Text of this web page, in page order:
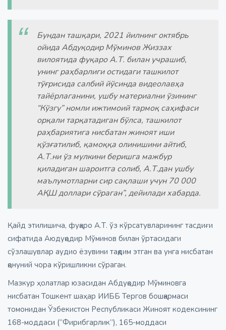
Бундан ташқари, 2021 йилнинг октябрь
ойида Абдуқодир Мўминов Жиззах
вилоятида фуқаро А.Т. билан учрашиб,
унинг раҳбарлиги остидаги ташкилот
тўғрисида салбий йўсинда видеолавҳа
тайёрлаганини, ушбу материални ўзининг
“Кўзгу” номли ижтимоий тармоқ саҳифаси
орқали тарқатадиган бўлса, ташкилот
раҳбариятига нисбатан жиноят иши
қўзғатилиб, қамоққа олинишини айтиб,
А.Т.ни ўз мулкини беришга мажбур
қиладиган шароитга солиб, А.Т.дан ушбу
маълумотларни сир сақлаши учун 70 000
АҚШ доллари сўраган”, дейилади хабарда.
Қайд этилишича, фуқаро А.Т. ўз кўрсатувларининг тасдиғи
сифатида Аюдуқодир Мўминов билан ўртасидаги
сўзлашувлар аудио ёзувини тақдим этган ва унга нисбатан
қонуний чора кўришликни сўраган.
Мазкур ҳолатлар юзасидан Абдуқодир Мўминовга
нисбатан Тошкент шаҳар ИИББ Тергов бошқармаси
томонидан Ўзбекистон Республикаси Жиноят кодексининг
168-моддаси (“Фирибгарлик”), 165-моддаси